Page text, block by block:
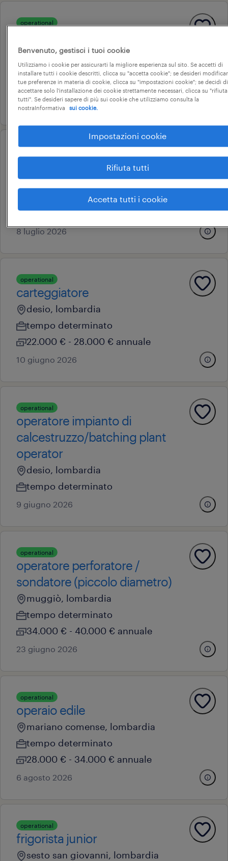
operational
presezzo, lombardia
tempo determinato
22.000 € - 28.000 € annuale
15 luglio 2026
carpentiere (m/f/nb)
villa d'adda, lombardia
tempo determinato
22.000 € - 28.000 € annuale
8 luglio 2026
operational
carteggiatore
desio, lombardia
tempo determinato
22.000 € - 28.000 € annuale
10 giugno 2026
operational
operatore impianto di
calcestruzzo/batching plant
operator
desio, lombardia
tempo determinato
9 giugno 2026
operational
operatore perforatore /
sondatore (piccolo diametro)
muggiò, lombardia
tempo determinato
34.000 € - 40.000 € annuale
23 giugno 2026
operational
operaio edile
mariano comense, lombardia
tempo determinato
28.000 € - 34.000 € annuale
6 agosto 2026
operational
frigorista junior
sesto san giovanni, lombardia
Benvenuto, gestisci i tuoi cookie
Utilizziamo i cookie per assicurarti la migliore esperienza sul sito. Se accetti di
installare tutti i cookie descritti, clicca su "accetta cookie"; se desideri
tue preferenze in materia di cookie, clicca su "impostazioni cookie"; se decidi di
accettare solo l'installazione dei cookie strettamente necessari, clicca su "rifiuta
tutti". Se desideri sapere di più sui cookie che utilizziamo consulta la
nostraInformativa
sui cookie.
Impostazioni cookie
Rifiuta tutti
Accetta tutti i cookie